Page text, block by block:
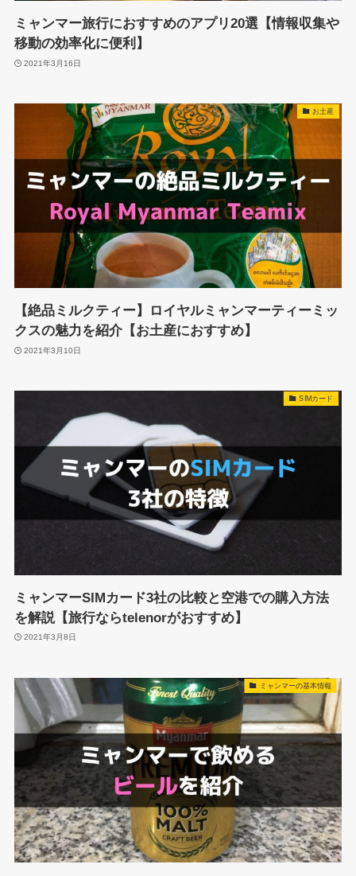
ミャンマー旅行におすすめのアプリ20選【情報収集や
移動の効率化に便利】
2021年3月16日
お土産
【絶品ミルクティー】ロイヤルミャンマーティーミッ
クスの魅力を紹介【お土産におすすめ】
2021年3月10日
SIMカード
ミャンマーSIMカード3社の比較と空港での購入方法
を解説【旅行ならtelenorがおすすめ】
2021年3月8日
ミャンマーの基本情報